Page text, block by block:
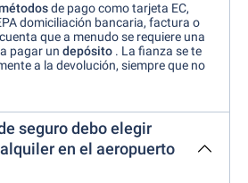
de pago como tarjeta EC,
domiciliación bancaria, factura o
que a menudo se requiere una
pagar un depósito . La fianza se te
a la devolución, siempre que no
seguro debo elegir
en el aeropuerto